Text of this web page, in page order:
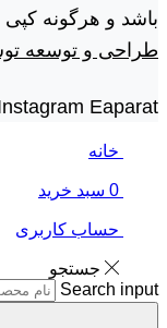
باشد و هرگونه
طراحی و توسعه
Eaparat
خانه
0 سبد خرید
حساب کاربری
جستجو
Search input